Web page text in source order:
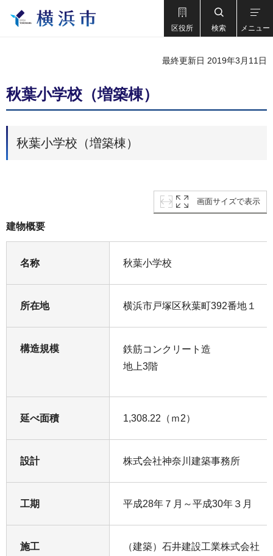
区役所 検索 メニュー
最終更新日 2019年3月11日
秋葉小学校（増築棟）
秋葉小学校（増築棟）
画面サイズで表示
建物概要
名称 秋葉小学校
所在地 横浜市戸塚区秋葉町392番地１
構造規模
鉄筋コンクリート造
地上3階
延べ面積 1,308.22（ｍ2）
設計 株式会社神奈川建築事務所
工期 平成28年７月～平成30年３月
施工
（建築）石井建設工業株式会社